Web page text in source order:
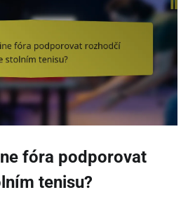
fóra podporovat
tenisu?